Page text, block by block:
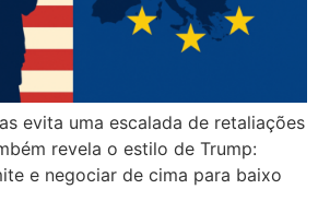
evita uma escalada de retaliações
revela o estilo de Trump:
e negociar de cima para baixo